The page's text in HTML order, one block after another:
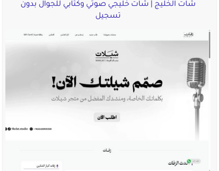
شات الخليج | شات خليجي صوتي وكتابي للجوال بدون
تسجيل